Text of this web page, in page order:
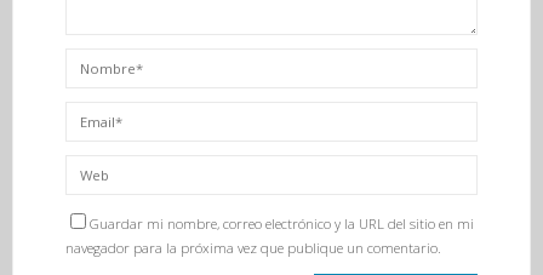
Guardar mi nombre, correo electrónico y la URL del sitio en mi
navegador para la próxima vez que publique un comentario.